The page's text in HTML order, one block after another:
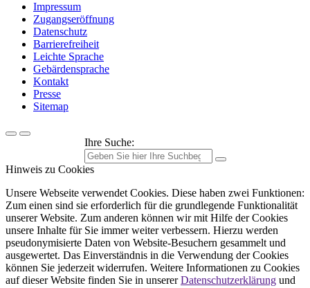
Impressum
Zugangseröffnung
Datenschutz
Barrierefreiheit
Leichte Sprache
Gebärdensprache
Kontakt
Presse
Sitemap
Ihre Suche:
Hinweis zu Cookies
Unsere Webseite verwendet Cookies. Diese haben zwei Funktionen:
Zum einen sind sie erforderlich für die grundlegende Funktionalität
unserer Website. Zum anderen können wir mit Hilfe der Cookies
unsere Inhalte für Sie immer weiter verbessern. Hierzu werden
pseudonymisierte Daten von Website-Besuchern gesammelt und
ausgewertet. Das Einverständnis in die Verwendung der Cookies
können Sie jederzeit widerrufen. Weitere Informationen zu Cookies
auf dieser Website finden Sie in unsererDatenschutzerklärung und